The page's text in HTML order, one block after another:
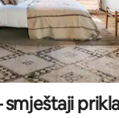
smještaji